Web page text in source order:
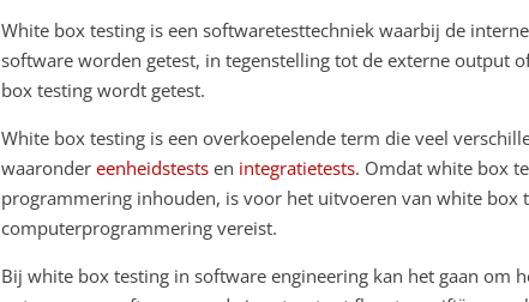
White box testing is een softwaretesttechniek waarbij de
software worden getest, in tegenstelling tot de externe output
box testing wordt getest.
White box testing is een overkoepelende term die veel
waarondereenheidstests en integratietests. Omdat white box
programmering inhouden, is voor het uitvoeren van white box
computerprogrammering vereist.
Bij white box testing in software engineering kan het gaan om